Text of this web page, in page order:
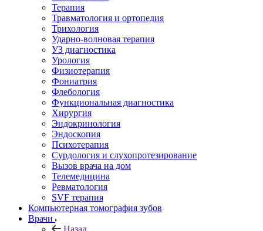
Терапия
Травматология и ортопедия
Трихология
Ударно-волновая терапия
УЗ диагностика
Урология
Физиотерапия
Фониатрия
Флебология
Функциональная диагностика
Хирургия
Эндокринология
Эндоскопия
Психотерапия
Сурдология и слухопротезирование
Вызов врача на дом
Телемедицина
Ревматология
SVF терапия
Компьютерная томография зубов
Врачи
Назад